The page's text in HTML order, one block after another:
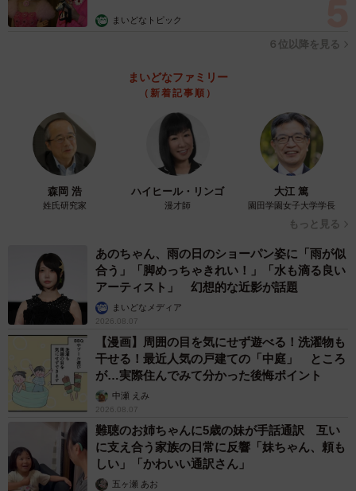
まいどなトピック
６位以降を見る
まいどなファミリー
（新着記事順）
森岡 浩
姓氏研究家
ハイヒール・リンゴ
漫才師
大江 篤
園田学園女子大学学長
もっと見る
あのちゃん、雨の日のショーパン姿に「雨が似
合う」「脚めっちゃきれい！」「水も滴る良い
アーティスト」 幻想的な近影が話題
まいどなメディア
2026.08.07
【漫画】周囲の目を気にせず遊べる！洗濯物も
干せる！最近人気の戸建ての「中庭」 ところ
が…実際住んでみて分かった後悔ポイント
中瀬 えみ
2026.08.07
難聴のお姉ちゃんに5歳の妹が手話通訳 互い
に支え合う家族の日常に反響「妹ちゃん、頼も
しい」「かわいい通訳さん」
五ヶ瀬 あお